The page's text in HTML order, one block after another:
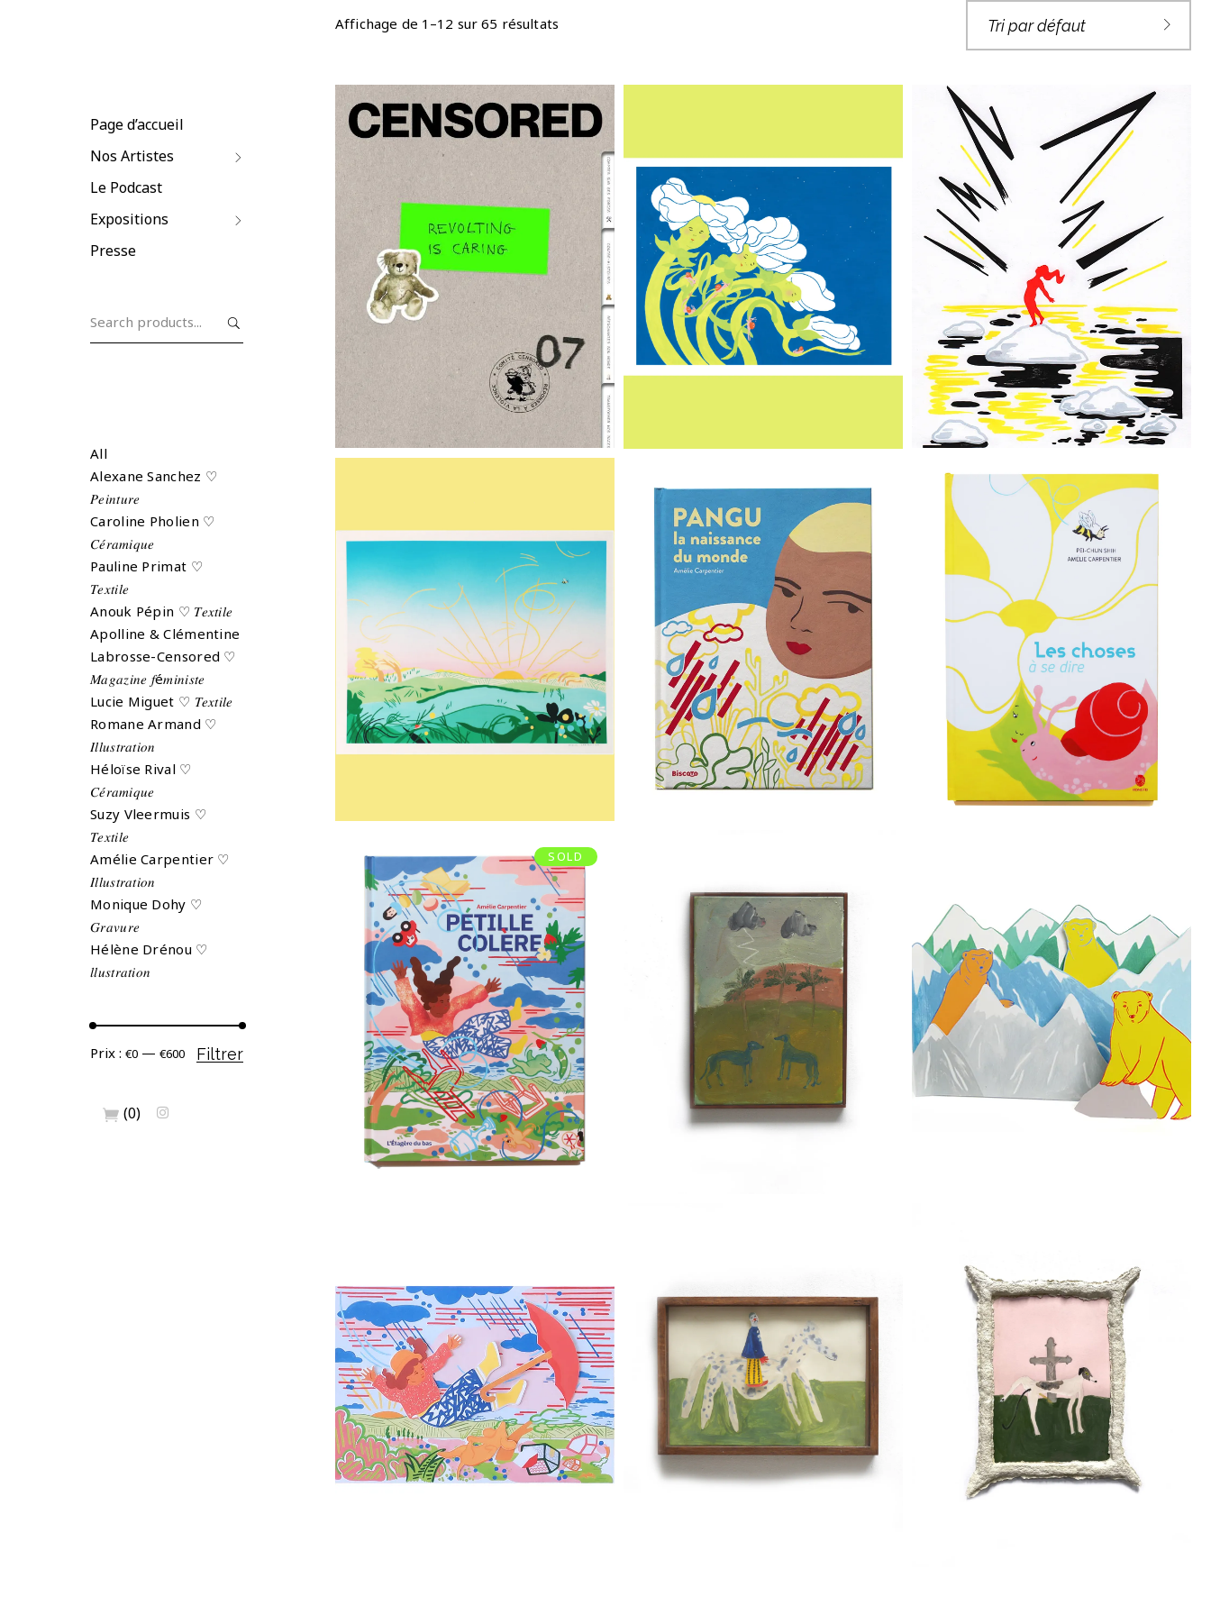
Page d’accueil
Nos Artistes
Le Podcast
Expositions
Presse
All
Alexane Sanchez ♡
𝑃𝑒𝑖𝑛𝑡𝑢𝑟𝑒
Caroline Pholien ♡
𝐶𝑒́𝑟𝑎𝑚𝑖𝑞𝑢𝑒
Pauline Primat ♡
𝑇𝑒𝑥𝑡𝑖𝑙𝑒
Anouk Pépin ♡ 𝑇𝑒𝑥𝑡𝑖𝑙𝑒
Apolline & Clémentine
Labrosse-Censored ♡
𝑀𝑎𝑔𝑎𝑧𝑖𝑛𝑒 𝑓é𝑚𝑖𝑛𝑖𝑠𝑡𝑒
Lucie Miguet ♡ 𝑇𝑒𝑥𝑡𝑖𝑙𝑒
Romane Armand ♡
𝐼𝑙𝑙𝑢𝑠𝑡𝑟𝑎𝑡𝑖𝑜𝑛
Héloïse Rival ♡
𝐶𝑒́𝑟𝑎𝑚𝑖𝑞𝑢𝑒
Suzy Vleermuis ♡
𝑇𝑒𝑥𝑡𝑖𝑙𝑒
Amélie Carpentier ♡
𝐼𝑙𝑙𝑢𝑠𝑡𝑟𝑎𝑡𝑖𝑜𝑛
Monique Dohy ♡
𝐺𝑟𝑎𝑣𝑢𝑟𝑒
Hélène Drénou ♡
𝑙𝑙𝑢𝑠𝑡𝑟𝑎𝑡𝑖𝑜𝑛
Prix
Prix
Filtrer
Prix : €0 — €600
(0)
Affichage de 1–12 sur 65 résultats Tri par défaut
CENSORED 07 –
RÉPONSES À LA
VIOLENCE
€
20,00
Ajouter au panier
DIGIGRAPHIE « J’AI
TANT DE CHOSES À
TE DIRE »
€55,00
Ajouter au panier
GOUACHE CLASH
€90,00
Ajouter au panier
DIGIGRAPHIE
« L’ABEILLE QUITTE
LA DERNIÈRE
FLEUR »
€55,00
Ajouter au panier
LIVRE « PANGU, LA
NAISSANCE DU
MONDE »
€16,00
Ajouter au panier
LIVRE « LES CHOSES
À SE DIRE »
€13,90
Ajouter au panier
SOLD
LIVRE « PETILLE
COLÈRE »
€14,50
« RAFALE »
ACRYLIQUE SUR
TOILE
600,00
Ajouter au panier
CARTE POSTALE
OURS ET MONTAGNES
€5,00
Ajouter au panier
CARTE POSTALE
DÉLUGE
€5,00
Ajouter au panier
SANS TITRE,
ACRYLIQUE SUR
PAPIER
€ 450,00
Ajouter au panier
SANS TITRE,
ACRYLIQUE SUR
PAPIER
€600,00
Ajouter au panier